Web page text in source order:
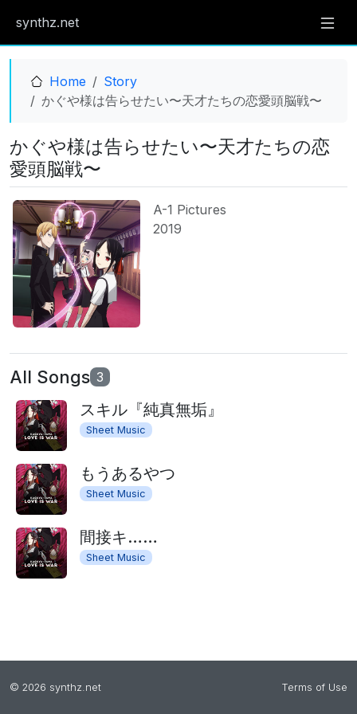
synthz.net
Home
Story
かぐや様は告らせたい〜天才たちの恋愛頭脳戦〜
かぐや様は告らせたい〜天才たちの恋
愛頭脳戦〜
A-1 Pictures
2019
All Songs 3
スキル『純真無垢』
Sheet Music
もうあるやつ
Sheet Music
間接キ……
Sheet Music
© 2026 synthz.net Terms of Use